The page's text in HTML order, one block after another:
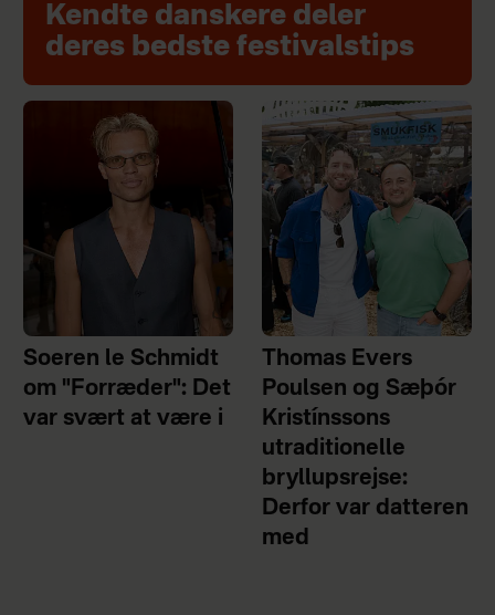
Kendte danskere deler
deres bedste festivalstips
Soeren le Schmidt
om "Forræder": Det
var svært at være i
Thomas Evers
Poulsen og Sæþór
Kristínssons
utraditionelle
bryllupsrejse:
Derfor var datteren
med